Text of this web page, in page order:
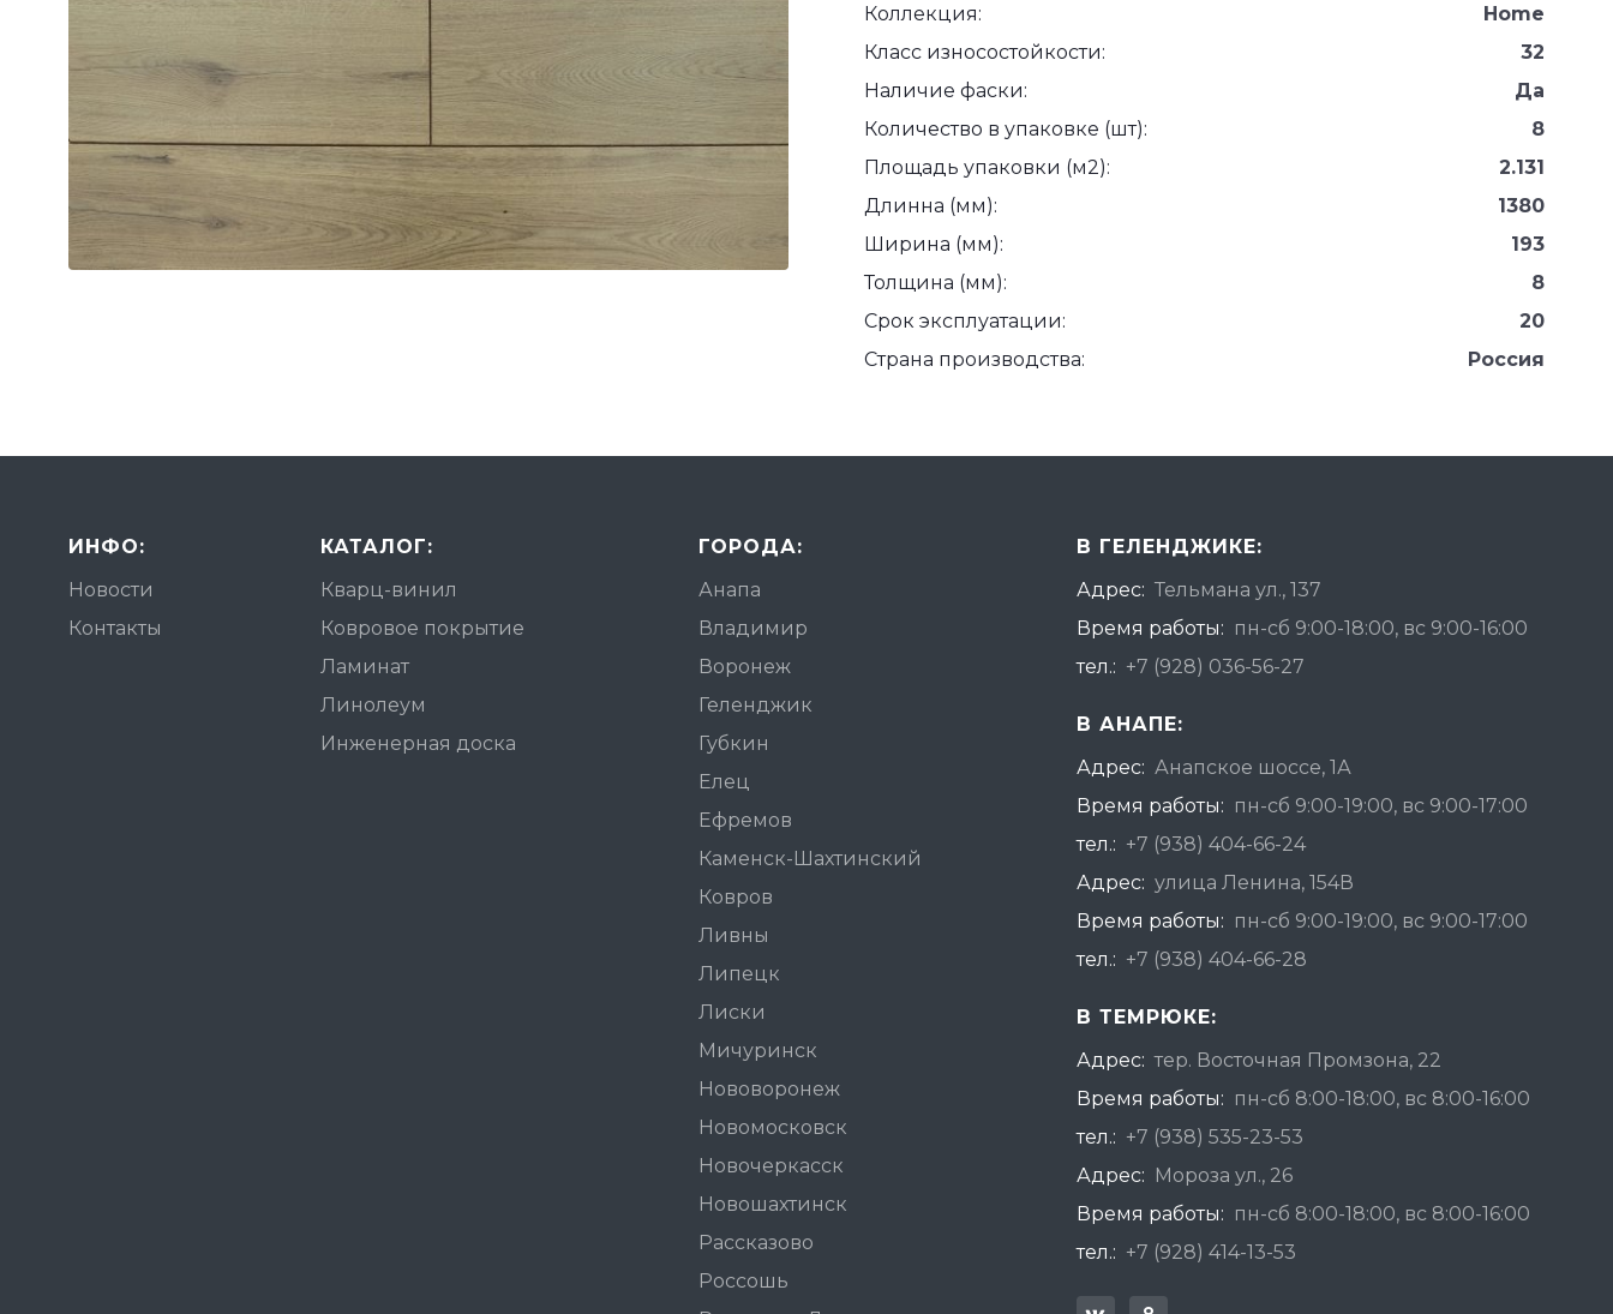
Коллекция:
Home
Класс износостойкости:
32
Наличие фаски:
Да
Количество в упаковке (шт):
8
Площадь упаковки (м2):
2.131
Длинна (мм):
1380
Ширина (мм):
193
Толщина (мм):
8
Срок эксплуатации:
20
Страна производства:
Россия
ИНФО:
Новости
Контакты
КАТАЛОГ:
Кварц-винил
Ковровое покрытие
Ламинат
Линолеум
Инженерная доска
ГОРОДА:
Анапа
Владимир
Воронеж
Геленджик
Губкин
Елец
Ефремов
Каменск-Шахтинский
Ковров
Ливны
Липецк
Лиски
Мичуринск
Нововоронеж
Новомосковск
Новочеркасск
Новошахтинск
Рассказово
Россошь
В ГЕЛЕНДЖИКЕ:
Адрес: Тельмана ул., 137
Время работы: пн-сб 9:00-18:00, вс 9:00-16:00
тел.: +7 (928) 036-56-27
В АНАПЕ:
Адрес: Анапское шоссе, 1А
Время работы: пн-сб 9:00-19:00, вс 9:00-17:00
тел.: +7 (938) 404-66-24
Адрес: улица Ленина, 154В
Время работы: пн-сб 9:00-19:00, вс 9:00-17:00
тел.: +7 (938) 404-66-28
В ТЕМРЮКЕ:
Адрес: тер. Восточная Промзона, 22
Время работы: пн-сб 8:00-18:00, вс 8:00-16:00
тел.: +7 (938) 535-23-53
Адрес:
Мороза ул., 26
Время работы: пн-сб 8:00-18:00, вс 8:00-16:00
тел.: +7 (928) 414-13-53